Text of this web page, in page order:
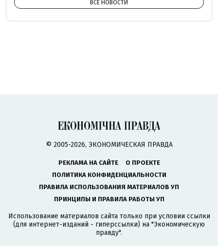
ВСЕ НОВОСТИ
© 2005-2026, ЭКОНОМИЧЕСКАЯ ПРАВДА
РЕКЛАМА НА САЙТЕ
О ПРОЕКТЕ
ПОЛИТИКА КОНФИДЕНЦИАЛЬНОСТИ
ПРАВИЛА ИСПОЛЬЗОВАНИЯ МАТЕРИАЛОВ УП
ПРИНЦИПЫ И ПРАВИЛА РАБОТЫ УП
Использование материалов сайта только при условии ссылки
(для интернет-изданий - гиперссылки) на "Экономическую
правду".